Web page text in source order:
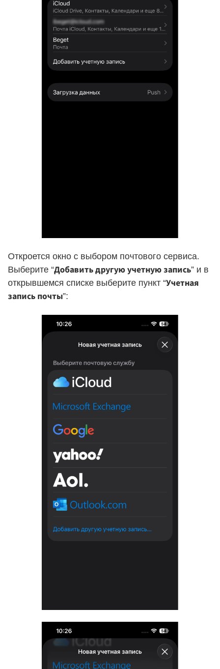
Откроется окно с выбором почтового сервиса.
Выберите “Добавить другую учетную запись” и в
открывшемся списке выберите пункт “Учетная
запись почты”: